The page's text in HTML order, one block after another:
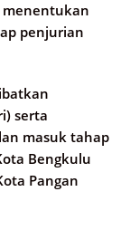
penjurian
serta
masuk tahap
Bengkulu
Pangan